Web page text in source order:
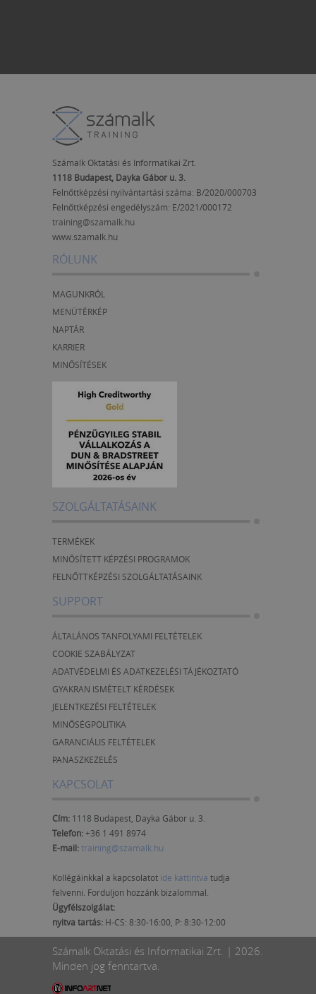
Számalk Oktatási és Informatikai Zrt.
1118 Budapest, Dayka Gábor u. 3.
Felnőttképzési nyilvántartási száma: B/2020/000703
Felnőttképzési engedélyszám: E/2021/000172
training@szamalk.hu
www.szamalk.hu
RÓLUNK
MAGUNKRÓL
MENÜTÉRKÉP
NAPTÁR
KARRIER
MINŐSÍTÉSEK
SZOLGÁLTATÁSAINK
TERMÉKEK
MINŐSÍTETT KÉPZÉSI PROGRAMOK
FELNŐTTKÉPZÉSI SZOLGÁLTATÁSAINK
SUPPORT
ÁLTALÁNOS TANFOLYAMI FELTÉTELEK
COOKIE SZABÁLYZAT
ADATVÉDELMI ÉS ADATKEZELÉSI TÁJÉKOZTATÓ
GYAKRAN ISMÉTELT KÉRDÉSEK
JELENTKEZÉSI FELTÉTELEK
MINŐSÉGPOLITIKA
GARANCIÁLIS FELTÉTELEK
PANASZKEZELÉS
KAPCSOLAT
Cím: 1118 Budapest, Dayka Gábor u. 3.
Telefon:+36 1 491 8974
E-mail:training@szamalk.hu
Kollégáinkkal a kapcsolatot ide kattintva tudja
felvenni. Forduljon hozzánk bizalommal.
Ügyfélszolgálat:
nyitva tartás: H-CS: 8:30-16:00, P: 8:30-12:00
Számalk Oktatási és Informatikai Zrt. | 2026.
Minden jog fenntartva.